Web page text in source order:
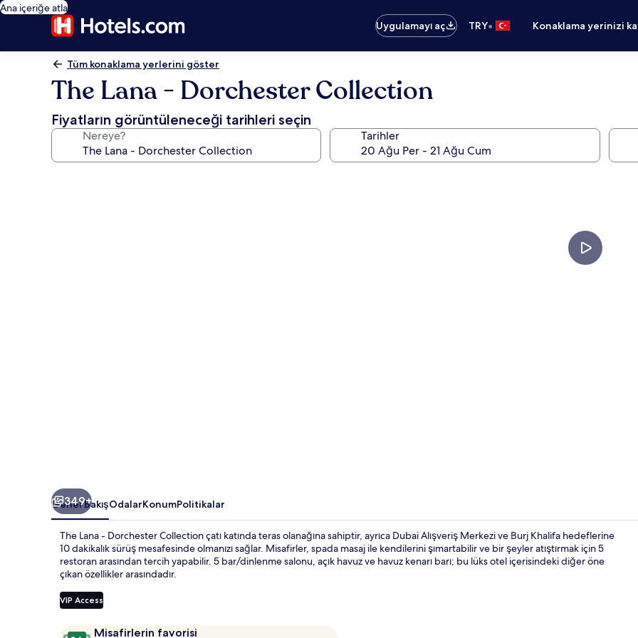
Ana içeriğe atla
Uygulamayı aç
TRY• Konaklama yerinizi
Tüm konaklama yerlerini göster
The Lana - Dorchester Collection
Fiyatların görüntüleneceği tarihleri seçin
Nereye? Tarihler
Royal Süit
349+
Genel BakışOdalarKonumPolitikalar
The Lana - Dorchester Collection çatı katında teras olanağına sahiptir, ayrıca Dubai Alışveriş Merkezi ve Burj Khalifa hedeflerine
10 dakikalık sürüş mesafesinde olmanızı sağlar. Misafirler, spada masaj ile kendilerini şımartabilir ve bir şeyler atıştırmak için 5
restoran arasından tercih yapabilir. 5 bar/dinlenme salonu, açık havuz ve havuz kenarı barı; bu lüks otel içerisindeki diğer öne
çıkan özellikler arasındadır.
VIP Access
YorumlarMisafirlerin favorisi
10